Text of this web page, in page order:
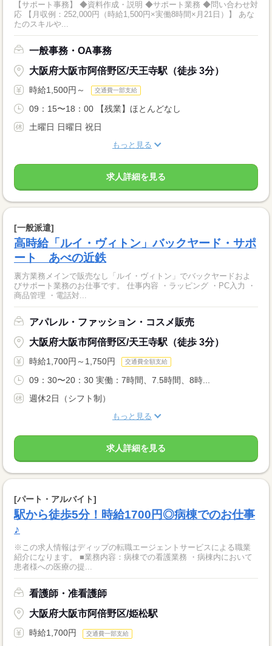
【サポート事務】 ◆資料作成・説明 ◆サポート業務 ◆問い合わせ対
応 【月収例：252,000円（時給1,500円×実働8時間×月21日）】 あな
たのスキルや...
一般事務・OA事務
大阪府大阪市阿倍野区/天王寺駅（徒歩 3分）
時給1,500円～ 交通費一部支給
09：15〜18：00 【残業】ほとんどなし
土曜日 日曜日 祝日
もっと見る
求人詳細を見る
[一般派遣]
高時給「ルイ・ヴィトン」バックヤード・サポ
ート あべの近鉄
裏方業務メインで販売なし「ルイ・ヴィトン」でバックヤードおよ
びサポート業務のお仕事です。 仕事内容 ・ラッピング ・PC入力 ・
商品管理 ・電話対...
アパレル・ファッション・コスメ販売
大阪府大阪市阿倍野区/天王寺駅（徒歩 3分）
時給1,700円～1,750円 交通費全額支給
09：30〜20：30 実働：7時間、7.5時間、8時...
週休2日（シフト制）
もっと見る
求人詳細を見る
[パート・アルバイト]
駅から徒歩5分！時給1700円◎病棟でのお仕事
♪
※この求人情報はディップの転職エージェントサービスによる職業
紹介になります。 ■業務内容：病棟での看護業務 ・病棟内において
患者様への医療の提...
看護師・准看護師
大阪府大阪市阿倍野区/姫松駅
時給1,700円 交通費一部支給